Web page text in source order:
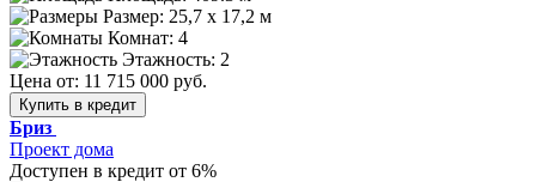
Размер: 25,7 х 17,2 м
Комнат: 4
Этажность: 2
Цена от: 11 715 000 руб.
Купить в кредит
Бриз
Проект дома
Доступен в кредит от 6%